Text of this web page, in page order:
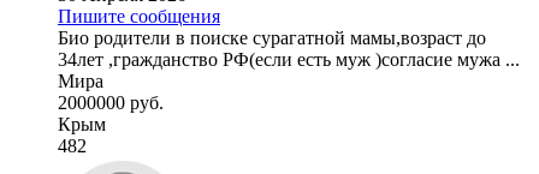
Пишите сообщения
Био родители в поиске сурагатной мамы,возраст до
34лет ,гражданство РФ(если есть муж )согласие мужа ...
Мира
2000000 руб.
Крым
482